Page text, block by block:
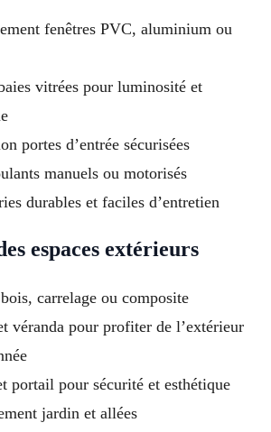
fenêtres PVC, aluminium ou
vitrées pour luminosité et
portes d’entrée sécurisées
manuels ou motorisés
durables et faciles d’entretien
espaces extérieurs
carrelage ou composite
véranda pour profiter de l’extérieur
portail pour sécurité et esthétique
jardin et allées